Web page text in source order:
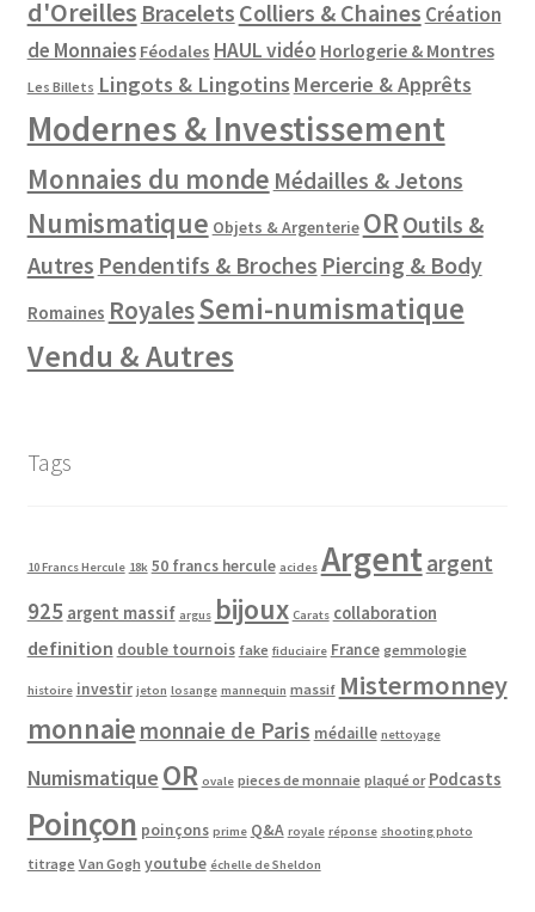
d'Oreilles Bracelets Colliers & Chaines Création
de Monnaies Féodales HAUL vidéo Horlogerie & Montres
Les Billets Lingots & Lingotins Mercerie & Apprêts
Modernes & Investissement
Monnaies du monde Médailles & Jetons
Numismatique Objets & Argenterie OR Outils &
Autres Pendentifs & Broches Piercing & Body
Romaines RoyalesSemi-numismatique
Vendu & Autres
Tags
10 Francs Hercule 18k 50 francs hercule acides Argentargent
925 argent massif argus bijoux Carats collaboration
definition double tournois fake fiduciaire France gemmologie
histoire investir jeton losange mannequin massif Mistermonney
monnaie monnaie de Paris médaille nettoyage
Numismatique OR ovale pieces de monnaie plaqué or Podcasts
Poinçon poinçons prime Q&A royale réponse shooting photo
titrage Van Gogh youtube échelle de Sheldon